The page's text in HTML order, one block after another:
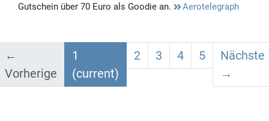
Gutschein über 70 Euro als Goodie an.
Aerotelegraph
←
Vorherige
1
(current)
2 3 4 5
Nächste
→